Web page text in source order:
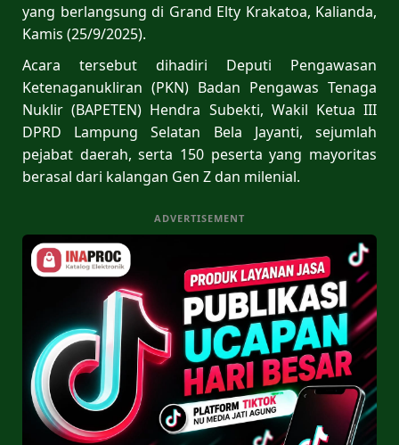
yang berlangsung di Grand Elty Krakatoa, Kalianda,
Kamis (25/9/2025).
Acara tersebut dihadiri Deputi Pengawasan
Ketenaganukliran (PKN) Badan Pengawas Tenaga
Nuklir (BAPETEN) Hendra Subekti, Wakil Ketua III
DPRD Lampung Selatan Bela Jayanti, sejumlah
pejabat daerah, serta 150 peserta yang mayoritas
berasal dari kalangan Gen Z dan milenial.
ADVERTISEMENT